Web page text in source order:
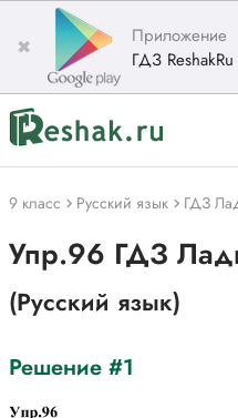
✖
Приложение
ГДЗ ReshakRu
9 класс Русский язык ГДЗ
Упр.96 ГДЗ
(Русский язык)
Решение #1